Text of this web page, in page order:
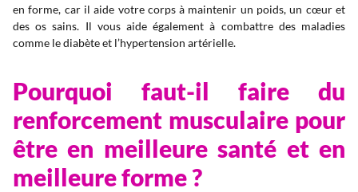
en forme, car il aide votre corps à maintenir un poids, un cœur et
des os sains. Il vous aide également à combattre des maladies
comme le diabète et l’hypertension artérielle.
Pourquoi faut-il faire du
renforcement musculaire pour
être en meilleure santé et en
meilleure forme ?